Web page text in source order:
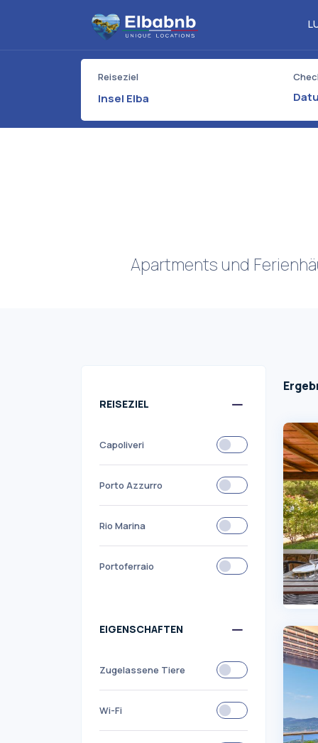
Reiseziel
Insel Elba
Apartments und
REISEZIEL
Capoliveri
Porto Azzurro
Rio Marina
Portoferraio
EIGENSCHAFTEN
Zugelassene Tiere
Wi-Fi